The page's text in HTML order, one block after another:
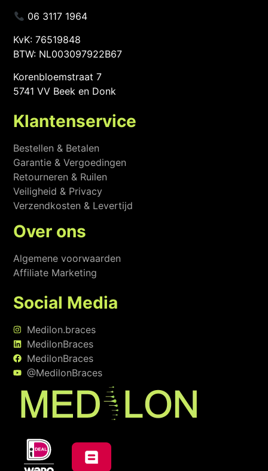
06 3117 1964
KvK: 76519848
BTW: NL003097922B67
Korenbloemstraat 7
5741 VV Beek en Donk
Klantenservice
Bestellen & Betalen
Garantie & Vergoedingen
Retourneren & Ruilen
Veiligheid & Privacy
Verzendkosten & Levertijd
Over ons
Algemene voorwaarden
Affiliate Marketing
Social Media
Medilon.braces
MedilonBraces
MedilonBraces
@MedilonBraces